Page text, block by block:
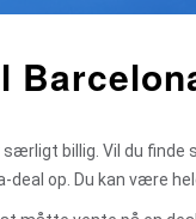
billig. Vil du
op. Du kan være